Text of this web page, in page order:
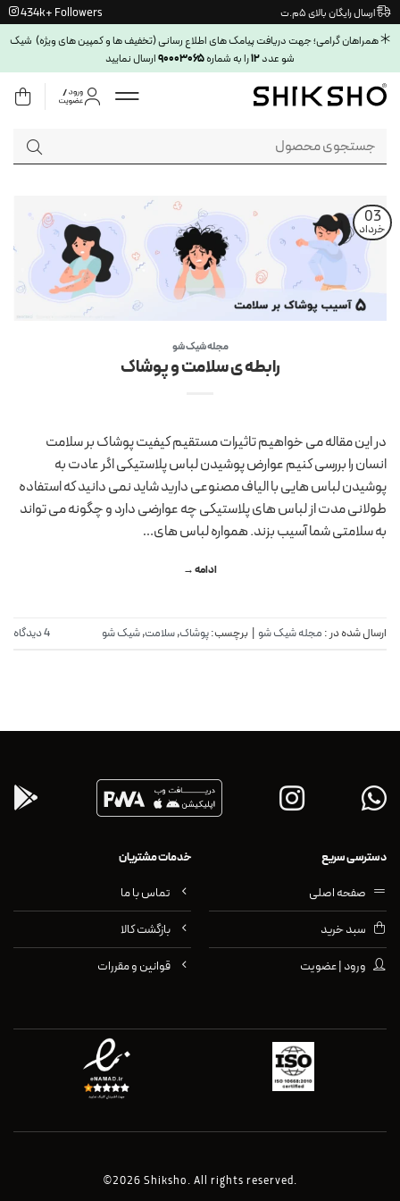
Skip
to
ارسال رایگان بالای ۵م.ت 434k+ Followers
همراهان گرامی؛ جهت دریافت پیامک های اطلاع رسانی (تخفیف ها و کمپین های ویژه) شیک
شو عدد۱۲را به شماره۹۰۰۰۳۰۶۵ارسال نمایید
جستجو
برای:
03
خرداد
مجله شیک شو
رابطه ی سلامت و پوشاک
در این مقاله می خواهیم تاثیرات مستقیم کیفیت پوشاک بر سلامت
انسان را بررسی کنیم عوارض پوشیدن لباس پلاستیکی اگر عادت به
پوشیدن لباس هایی با الیاف مصنوعی دارید شاید نمی دانید که استفاده
طولانی مدت از لباس های پلاستیکی چه عوارضی دارد و چگونه می تواند
به سلامتی شما آسیب بزند. همواره لباس های…
ادامه→
ارسال شده در : مجله شیک شو | برچسب:پوشاک,سلامت,شیک شو 4 دیدگاه
دسترسی سریع
صفحه اصلی
سبد خرید
ورود | عضویت
خدمات مشتریان
تماس با ما
بازگشت کالا
قوانین و مقررات
©2026 Shiksho. All rights reserved.